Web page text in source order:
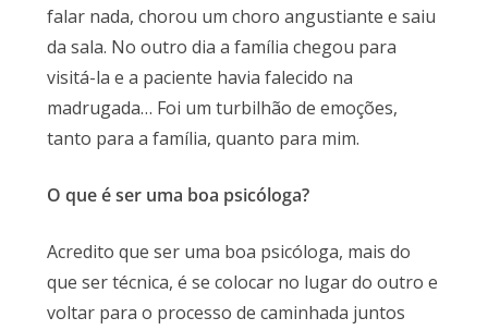
falar nada, chorou um choro angustiante e saiu
da sala. No outro dia a família chegou para
visitá-la e a paciente havia falecido na
madrugada… Foi um turbilhão de emoções,
tanto para a família, quanto para mim.
O que é ser uma boa psicóloga?
Acredito que ser uma boa psicóloga, mais do
que ser técnica, é se colocar no lugar do outro e
voltar para o processo de caminhada juntos